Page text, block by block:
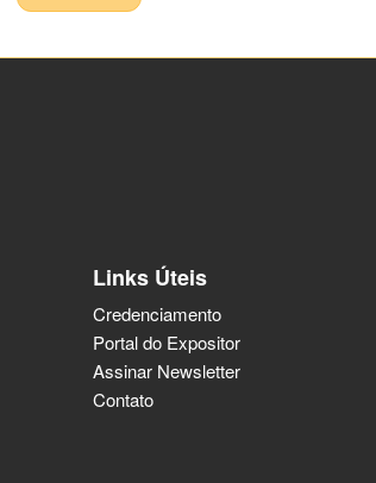
Links Úteis
Credenciamento
Portal do Expositor
Assinar Newsletter
Contato